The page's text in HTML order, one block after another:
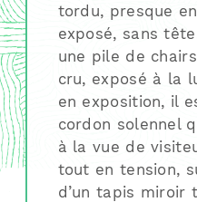
tordu, presque
exposé, sans
une pile de
cru, exposé à la
en exposition, il
cordon solennel
à la vue de
tout en tension,
d’un tapis miroir